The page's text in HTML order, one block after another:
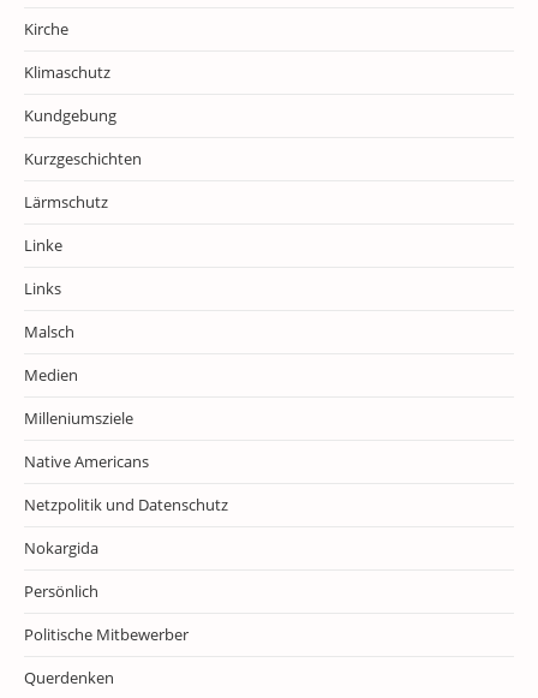
Kirche
Klimaschutz
Kundgebung
Kurzgeschichten
Lärmschutz
Linke
Links
Malsch
Medien
Milleniumsziele
Native Americans
Netzpolitik und Datenschutz
Nokargida
Persönlich
Politische Mitbewerber
Querdenken